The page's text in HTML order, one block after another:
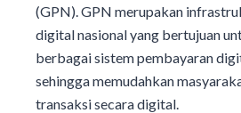
(GPN). GPN merupakan
digital nasional yang bertujuan
berbagai sistem pembayaran
sehingga memudahkan
transaksi secara digital.